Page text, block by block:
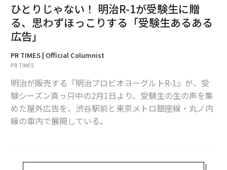
ひとりじゃない！ 明治R-1が受験生に贈
る、思わずほっこりする「受験生あるある
広告」
PR TIMES | Official Columnist
PR TIMES
明治が販売する『明治プロビオヨーグルトR-1』が、受
験シーズン真っ只中の2月1日より、受験生の生の声を集
めた屋外広告を、渋谷駅前と東京メトロ銀座線・丸ノ内
線の車内で展開している。